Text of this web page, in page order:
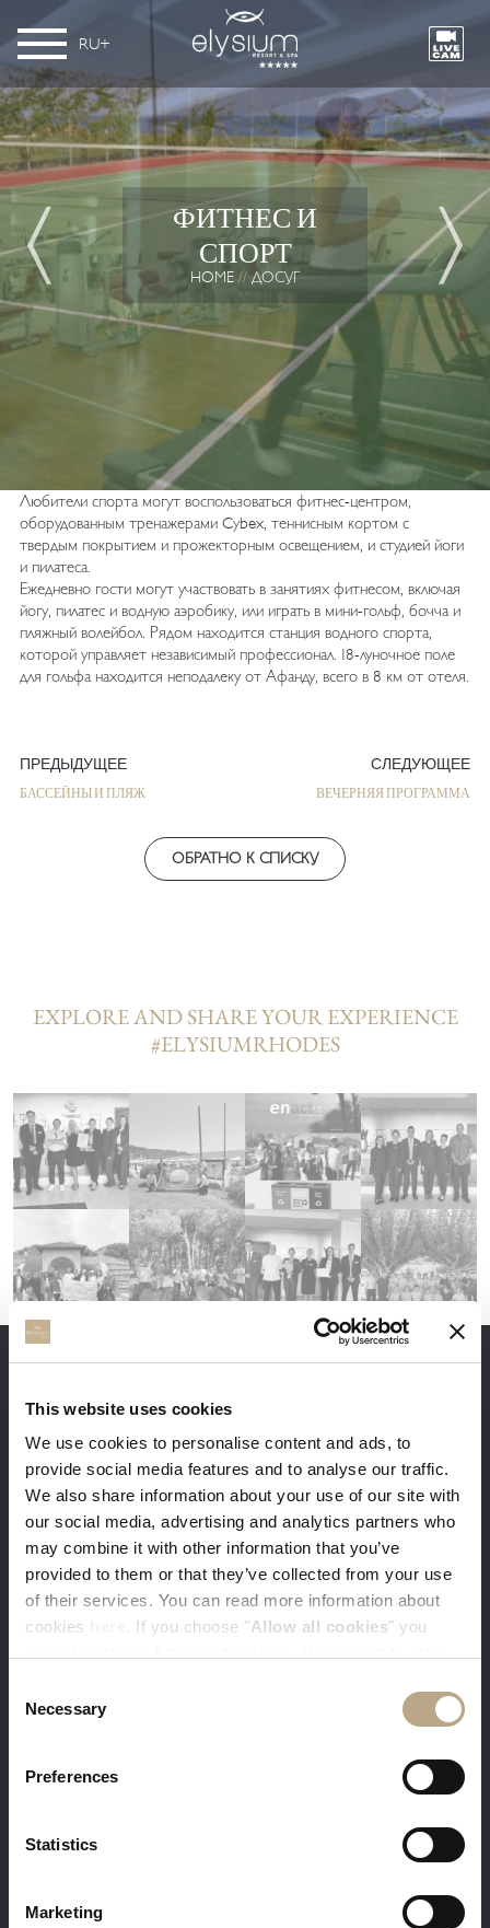
This website uses cookies
We use cookies to personalise content and ads, to
provide social media features and to analyse our traffic.
We also share information about your use of our site with
our social media, advertising and analytics partners who
may combine it with other information that you’ve
provided to them or that they’ve collected from your use
of their services. You can read more information about
cookies
. If you choose "Allow all cookies" you
tick boxes below, and then click "
Allow selection".
Selection
Necessary
Preferences
Statistics
Marketing
RU
ФИТНЕС И
СПОРТ
HOME ДОСУГ
Любители спорта могут воспользоваться фитнес-центром,
оборудованным тренажерами Cybex, теннисным кортом с
твердым покрытием и прожекторным освещением, и студией йоги
и пилатеса.
Ежедневно гости могут участвовать в занятиях фитнесом, включая
йогу, пилатес и водную аэробику, или играть в мини-гольф, бочча и
пляжный волейбол. Рядом находится станция водного спорта,
которой управляет независимый профессионал. 18-луночное поле
для гольфа находится неподалеку от Афанду, всего в 8 км от отеля.
ПРЕДЫДУЩЕЕ
БАССЕЙНЫ И ПЛЯЖ
ОБРАТНО К СПИСКУ
СЛЕДУЮЩЕЕ
ВЕЧЕРНЯЯ ПРОГРАММА
EXPLORE AND SHARE YOUR EXPERIENCE
#ELYSIUMRHODES
Вы получаете наши лучшие доступные
цены. Войдите в систему со своей эл.
почтой и получите скидку 5%
Бесплатный массаж и завтрак в номер –
это наш приветственный подарок Вам.